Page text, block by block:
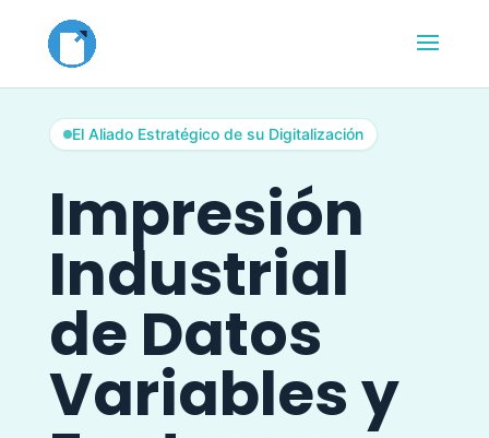
El Aliado Estratégico de su Digitalización
Impresión
Industrial
de Datos
Variables y